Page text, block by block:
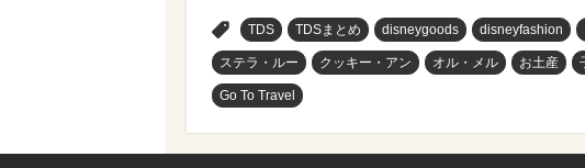
TDS TDSまとめ disneygoods disneyfashion
ステラ・ルー クッキー・アン オル・メル お土産
Go To Travel